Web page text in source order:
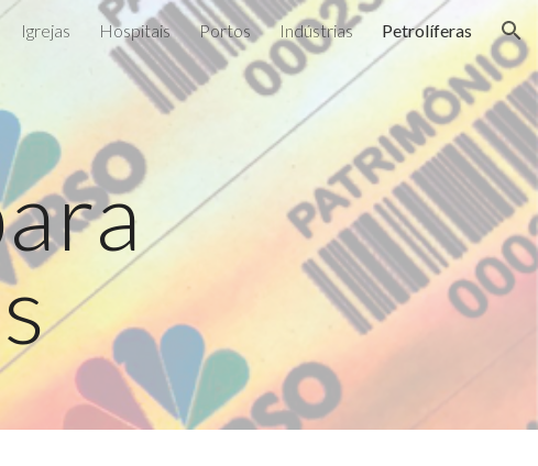
Igrejas Hospitais Portos Indústrias Petrolíferas